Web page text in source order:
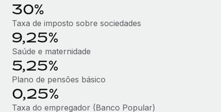
30%
Taxa de imposto sobre sociedades
9,25%
Saúde e maternidade
5,25%
Plano de pensões básico
0,25%
Taxa do empregador (Banco Popular)